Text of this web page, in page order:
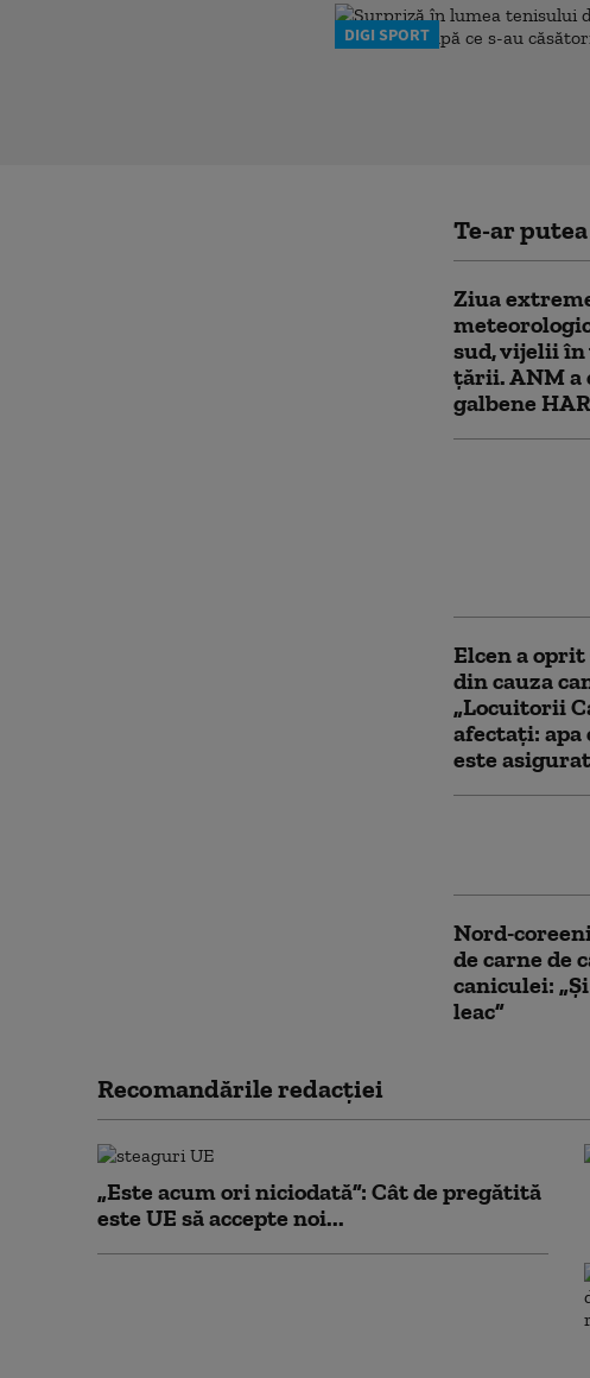
DIGI SPORT
Te-ar
Ziua
sud, vijelii
țării. ANM a
galbene
Elcen a
din cauza
„Locuitorii
afectați: apa
este
Nord-
de carne de
caniculei:
leac”
Recomandările redacţiei
„Este acum ori niciodată”: Cât de pregătită
este UE să accepte noi...